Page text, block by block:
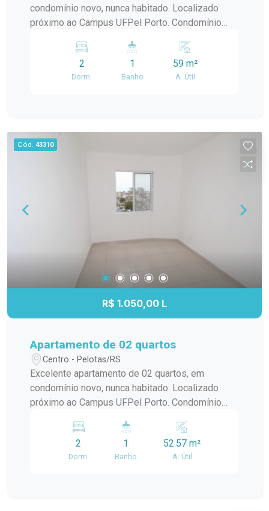
condomínio novo, nunca habitado. Localizado
próximo ao Campus UFPel Porto. Condomínio
câmeras, bombas d`agua, portaria e elevador.
OBS.: Vaga de garagem opcional com valor
adicional de R$250,00.
2
Dorm.
1
Banho
59 m²
A. Útil
Cód. 43310
R$ 1.050,00 L
Apartamento de 02 quartos
Centro - Pelotas/RS
Excelente apartamento de 02 quartos, em
condomínio novo, nunca habitado. Localizado
próximo ao Campus UFPel Porto. Condomínio
câmeras, bombas d`agua, portaria e elevador.
OBS.: Vaga de garagem opcional com valor
adicional de R$250,00.
2
Dorm.
1
Banho
52.57 m²
A. Útil